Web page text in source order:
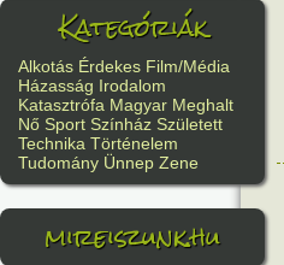
Kategóriák
Alkotás Érdekes Film/Média
Házasság Irodalom
Katasztrófa Magyar Meghalt
Nő Sport Színház Született
Technika Történelem
Tudomány Ünnep Zene
mireiszunk.hu